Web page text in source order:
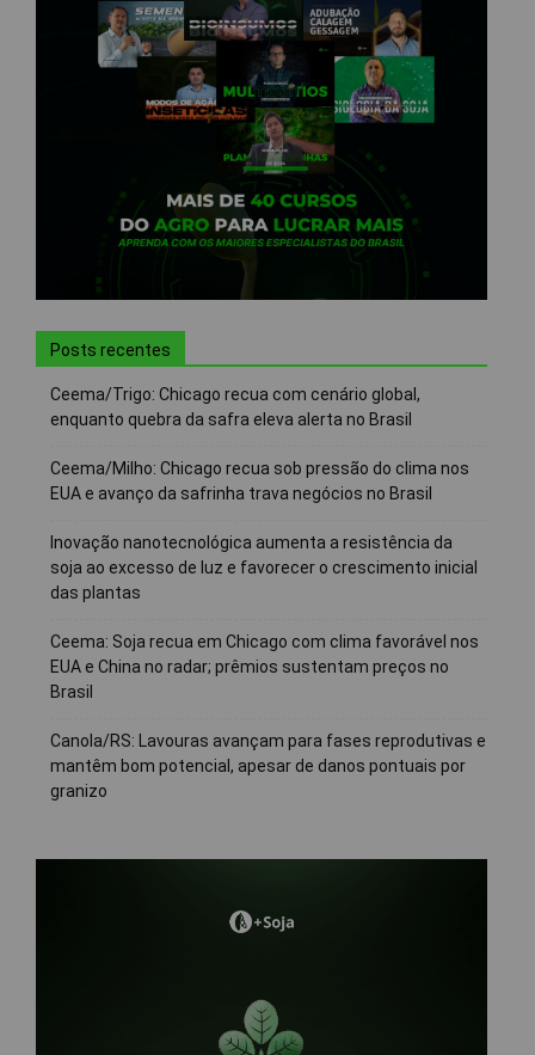
Posts recentes
Ceema/Trigo: Chicago recua com cenário global,
enquanto quebra da safra eleva alerta no Brasil
Ceema/Milho: Chicago recua sob pressão do clima nos
EUA e avanço da safrinha trava negócios no Brasil
Inovação nanotecnológica aumenta a resistência da
soja ao excesso de luz e favorecer o crescimento inicial
das plantas
Ceema: Soja recua em Chicago com clima favorável nos
EUA e China no radar; prêmios sustentam preços no
Brasil
Canola/RS: Lavouras avançam para fases reprodutivas e
mantêm bom potencial, apesar de danos pontuais por
granizo